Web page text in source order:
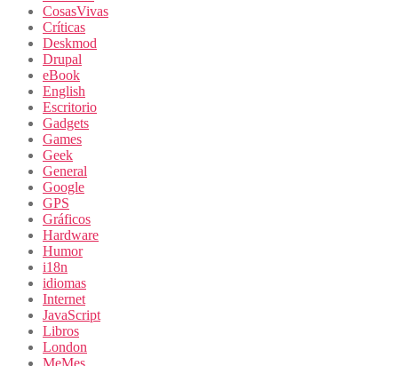
CosasVivas
Críticas
Deskmod
Drupal
eBook
English
Escritorio
Gadgets
Games
Geek
General
Google
GPS
Gráficos
Hardware
Humor
i18n
idiomas
Internet
JavaScript
Libros
London